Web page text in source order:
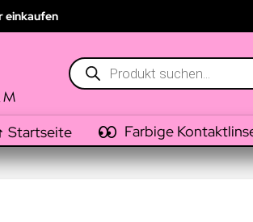
einkaufen
Products
search
Startseite Farbige